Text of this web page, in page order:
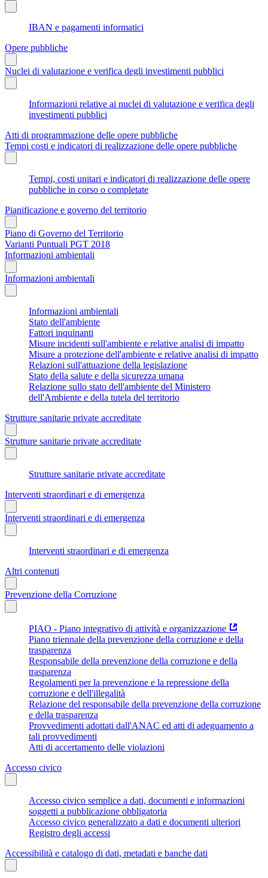
IBAN e pagamenti informatici
Opere pubbliche
Nuclei di valutazione e verifica degli investimenti pubblici
Informazioni relative ai nuclei di valutazione e verifica degli
investimenti pubblici
Atti di programmazione delle opere pubbliche
Tempi costi e indicatori di realizzazione delle opere pubbliche
Tempi, costi unitari e indicatori di realizzazione delle opere
pubbliche in corso o completate
Pianificazione e governo del territorio
Piano di Governo del Territorio
Varianti Puntuali PGT 2018
Informazioni ambientali
Informazioni ambientali
Informazioni ambientali
Stato dell'ambiente
Fattori inquinanti
Misure incidenti sull'ambiente e relative analisi di impatto
Misure a protezione dell'ambiente e relative analisi di impatto
Relazioni sull'attuazione della legislazione
Stato della salute e della sicurezza umana
Relazione sullo stato dell'ambiente del Ministero
dell'Ambiente e della tutela del territorio
Strutture sanitarie private accreditate
Strutture sanitarie private accreditate
Strutture sanitarie private accreditate
Interventi straordinari e di emergenza
Interventi straordinari e di emergenza
Interventi straordinari e di emergenza
Altri contenuti
Prevenzione della Corruzione
PIAO - Piano integrativo di attività e organizzazione
Piano triennale della prevenzione della corruzione e della
trasparenza
Responsabile della prevenzione della corruzione e della
trasparenza
Regolamenti per la prevenzione e la repressione della
corruzione e dell'illegalità
Relazione del responsabile della prevenzione della corruzione
e della trasparenza
Provvedimenti adottati dall'ANAC ed atti di adeguamento a
tali provvedimenti
Atti di accertamento delle violazioni
Accesso civico
Accesso civico semplice a dati, documenti e informazioni
soggetti a pubblicazione obbligatoria
Accesso civico generalizzato a dati e documenti ulteriori
Registro degli accessi
Accessibilità e catalogo di dati, metadati e banche dati